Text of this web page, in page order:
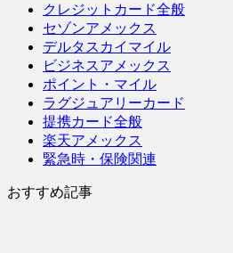
クレジットカード全般
セゾンアメックス
デルタスカイマイル
ビジネスアメックス
ポイント・マイル
ラグジュアリーカード
提携カード全般
楽天アメックス
緊急時・保険関連
おすすめ記事